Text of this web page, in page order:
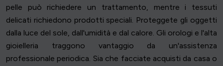
pelle può richiedere un trattamento, mentre i tessuti
delicati richiedono prodotti speciali. Proteggete gli oggetti
dalla luce del sole, dall'umidità e dal calore. Gli orologi e l'alta
gioielleria traggono vantaggio da un'assistenza
professionale periodica. Sia che facciate acquisti da casa o